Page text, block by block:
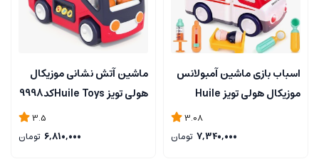
اسباب بازی ماشین آمبولانس
موزیکال هولی تویز Huile
3.08
7,340,000 تومان
ماشین آتش نشانی موزیکال
هولی تویز Huile Toysکد9998
3.5
6,810,000 تومان